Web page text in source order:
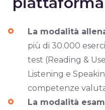
La modalità
più di 30.000
test (Reading &
Listening e
competenze
La modalità